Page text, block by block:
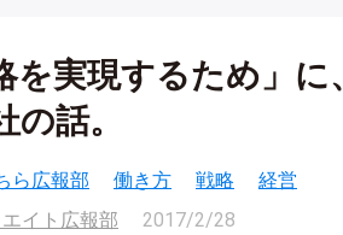
を実現するため」
の話。
ら広報部 働き方 戦略
経営
イト広報部
2017/2/28